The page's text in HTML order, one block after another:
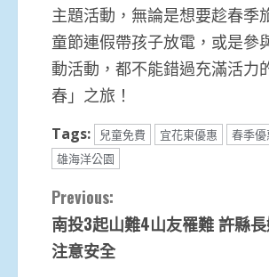
主題活動，無論是想要趁春季
童節連假帶孩子放電，或是參
動活動，都不能錯過充滿活力
春」之旅！
Tags: 兒童免費 宜花東優惠 春季優
雄海洋公園
Continue
Reading
Previous:
南投3起山難4山友罹難 許縣
注意安全